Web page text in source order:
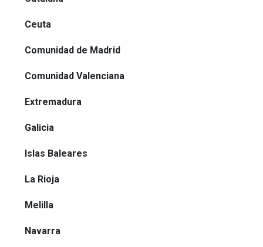
Ceuta
Comunidad de Madrid
Comunidad Valenciana
Extremadura
Galicia
Islas Baleares
La Rioja
Melilla
Navarra